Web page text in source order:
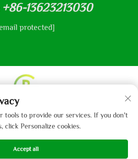
+86-13623213030
protected]
2024 par Hebei Gaibo Textile Co.,
de confidentialité
tools to provide our services. If you don't
click Personalize cookies.
Accept all